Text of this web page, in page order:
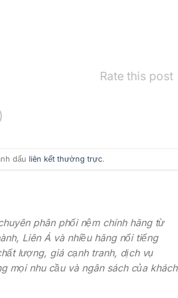
Rate this post
dấu liên kết thường trực.
phân phối nệm chính hãng từ
Liên Á và nhiều hãng nổi tiếng
lượng, giá cạnh tranh, dịch vụ
mọi nhu cầu và ngân sách của khách